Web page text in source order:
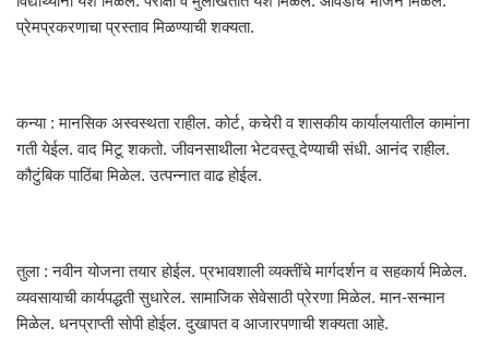
प्रेमप्रकरणाचा प्रस्ताव मिळण्याची शक्यता.
कन्या : मानसिक अस्वस्थता राहील. कोर्ट, कचेरी व शासकीय कार्यालयातील कामांना
गती येईल. वाद मिटू शकतो. जीवनसाथीला भेटवस्तू देण्याची संधी. आनंद राहील.
कौटुंबिक पाठिंबा मिळेल. उत्पन्नात वाढ होईल.
तुला : नवीन योजना तयार होईल. प्रभावशाली व्यक्तींचे मार्गदर्शन व सहकार्य मिळेल.
व्यवसायाची कार्यपद्धती सुधारेल. सामाजिक सेवेसाठी प्रेरणा मिळेल. मान-सन्मान
मिळेल. धनप्राप्ती सोपी होईल. दुखापत व आजारपणाची शक्यता आहे.